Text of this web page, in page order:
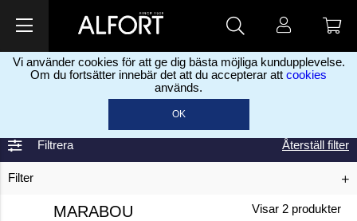
Vi använder cookies för att ge dig bästa möjliga kundupplevelse.
Om du fortsätter innebär det att du accepterar att cookies
används.
OK
Filtrera
Filter
Återställ filter
MARABOU Visar 2 produkter